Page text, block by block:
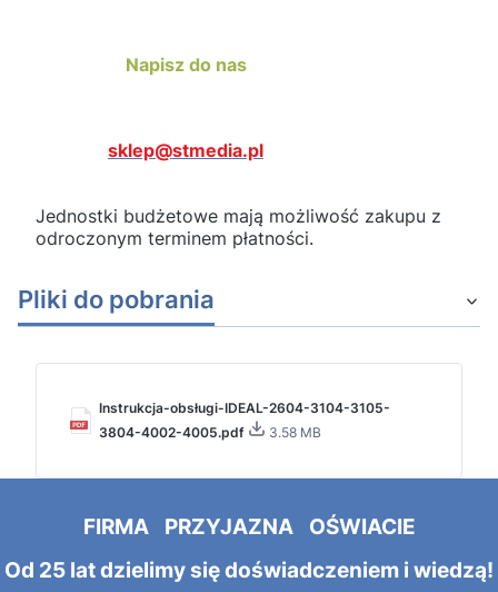
Napisz do nas
sklep@stmedia.pl
Jednostki budżetowe mają możliwość zakupu z
odroczonym terminem płatności.
Pliki do pobrania
Instrukcja-obsługi-IDEAL-2604-3104-3105-
3804-4002-4005.pdf
3.58 MB
FIRMA PRZYJAZNA OŚWIACIE
Od 25 lat dzielimy się doświadczeniem i wiedzą!